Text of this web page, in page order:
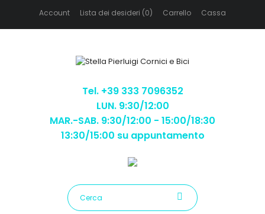
Account Lista dei desideri (0) Carrello Cassa
Tel. +39 333 7096352
LUN. 9:30/12:00
MAR.-SAB. 9:30/12:00 - 15:00/18:30
13:30/15:00 su appuntamento